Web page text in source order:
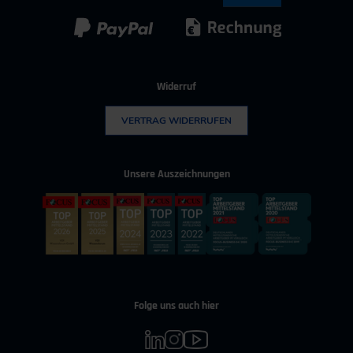
Widerruf
VERTRAG WIDERRUFEN
Unsere Auszeichnungen
Folge uns auch hier